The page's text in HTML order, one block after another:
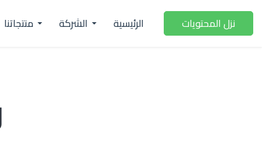
منتجاتنا الشركة الرئيسية نزل المحتويات